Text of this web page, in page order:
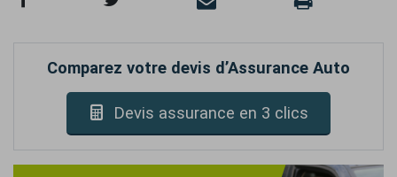
Comparez votre devis d’Assurance Auto
Devis assurance en 3 clics